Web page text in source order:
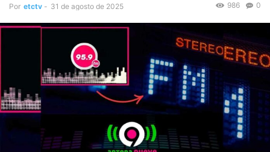
Por etctv - 31 de agosto de 2025 0
986